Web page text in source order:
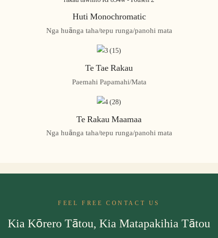
Huti Monochromatic
Nga huānga taha/tepu runga/panohi mata
Te Tae Rakau
Paemahi Papamahi/Mata
Te Rakau Maamaa
Nga huānga taha/tepu runga/panohi mata
FEEL FREE CONTACT US
Kia Kōrero Tātou, Kia Matapakihia Tātou